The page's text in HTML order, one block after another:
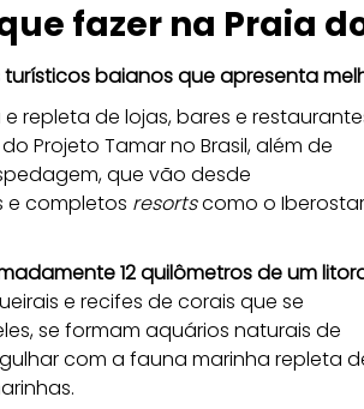
fazer na Praia
turísticos baianos que apresenta
repleta de lojas, bares e
Projeto Tamar no Brasil, além de
que vão desde
e completos resorts como o Iberostar
12 quilômetros de um
e recifes de corais que se
se formam aquários naturais de
com a fauna marinha repleta